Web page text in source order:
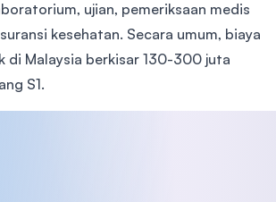
ujian, pemeriksaan medis
kesehatan. Secara umum, biaya
di Malaysia berkisar 130-300 juta
S1.